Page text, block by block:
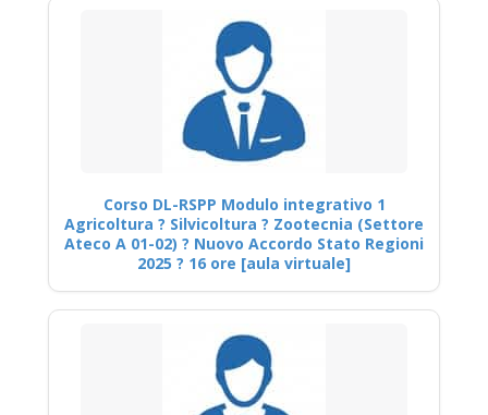
Corso DL-RSPP Modulo integrativo 1
Agricoltura ? Silvicoltura ? Zootecnia (Settore
Ateco A 01-02) ? Nuovo Accordo Stato Regioni
2025 ? 16 ore [aula virtuale]